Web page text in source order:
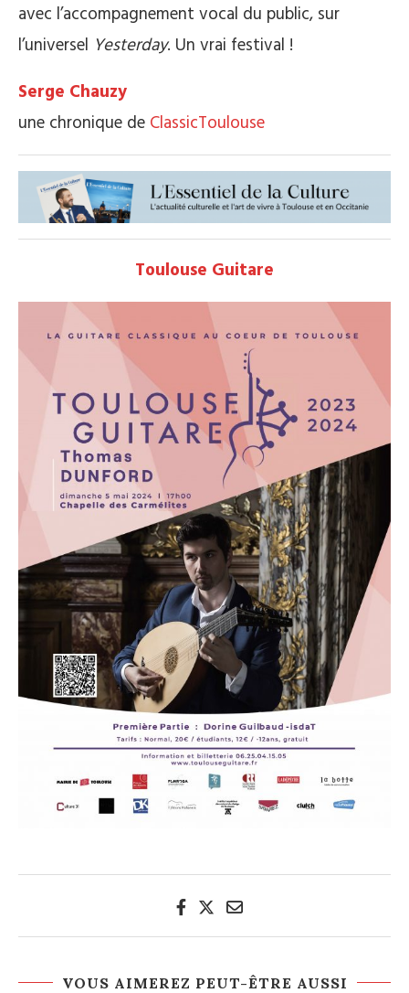
avec l’accompagnement vocal du public, sur
l’universel Yesterday. Un vrai festival !
Serge Chauzy
une chronique de ClassicToulouse
Toulouse Guitare
VOUS AIMEREZ PEUT-ÊTRE AUSSI